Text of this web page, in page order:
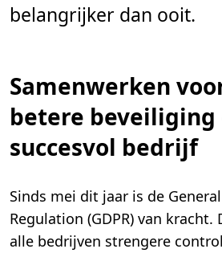
belangrijker dan ooit.
Samenwerken
betere beveiliging
succesvol bedrijf
Sinds mei dit jaar is de
Regulation (GDPR) van
alle bedrijven strengere